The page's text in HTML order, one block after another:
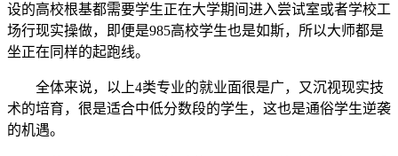
设的高校根基都需要学生正在大学期间进入尝试室或者学校工
场行现实操做，即便是985高校学生也是如斯，所以大师都是
坐正在同样的起跑线。
全体来说，以上4类专业的就业面很是广，又沉视现实技
术的培育，很是适合中低分数段的学生，这也是通俗学生逆袭
的机遇。